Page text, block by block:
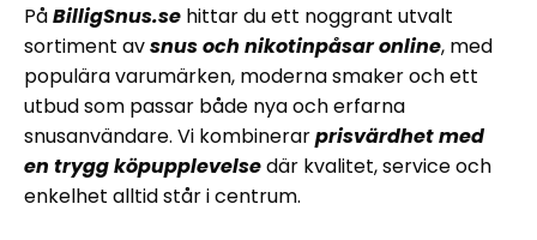
PåBilligSnus.sehittar du ett noggrant utvalt
sortiment avsnus och nikotinpåsar online, med
populära varumärken, moderna smaker och ett
utbud som passar både nya och erfarna
snusanvändare. Vi kombinerarprisvärdhet med
en trygg köpupplevelsedär kvalitet, service och
enkelhet alltid står i centrum.